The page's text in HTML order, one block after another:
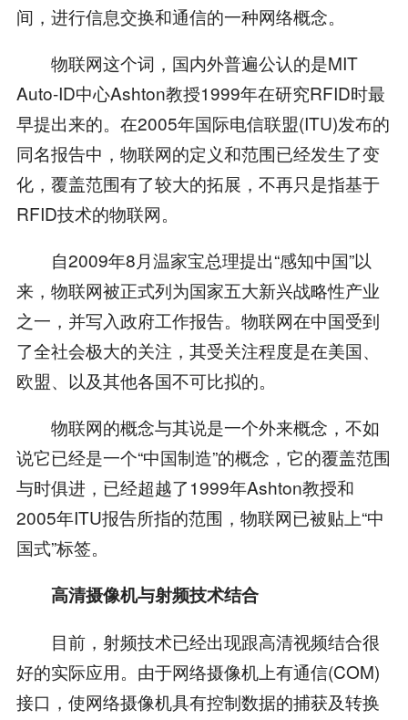
间，进行信息交换和通信的一种网络概念。
物联网这个词，国内外普遍公认的是MIT
Auto-ID中心Ashton教授1999年在研究RFID时最
早提出来的。在2005年国际电信联盟(ITU)发布的
同名报告中，物联网的定义和范围已经发生了变
化，覆盖范围有了较大的拓展，不再只是指基于
RFID技术的物联网。
自2009年8月温家宝总理提出“感知中国”以
来，物联网被正式列为国家五大新兴战略性产业
之一，并写入政府工作报告。物联网在中国受到
了全社会极大的关注，其受关注程度是在美国、
欧盟、以及其他各国不可比拟的。
物联网的概念与其说是一个外来概念，不如
说它已经是一个“中国制造”的概念，它的覆盖范围
与时俱进，已经超越了1999年Ashton教授和
2005年ITU报告所指的范围，物联网已被贴上“中
国式”标签。
高清摄像机与射频技术结合
目前，射频技术已经出现跟高清视频结合很
好的实际应用。由于网络摄像机上有通信(COM)
接口，使网络摄像机具有控制数据的捕获及转换